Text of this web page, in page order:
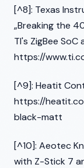
[^8]: Texas
„Breaking the
TI's ZigBee
https://
[^9]: Heatit
https://
black-matt
[^10]: Aeotec
with Z-Stick 7